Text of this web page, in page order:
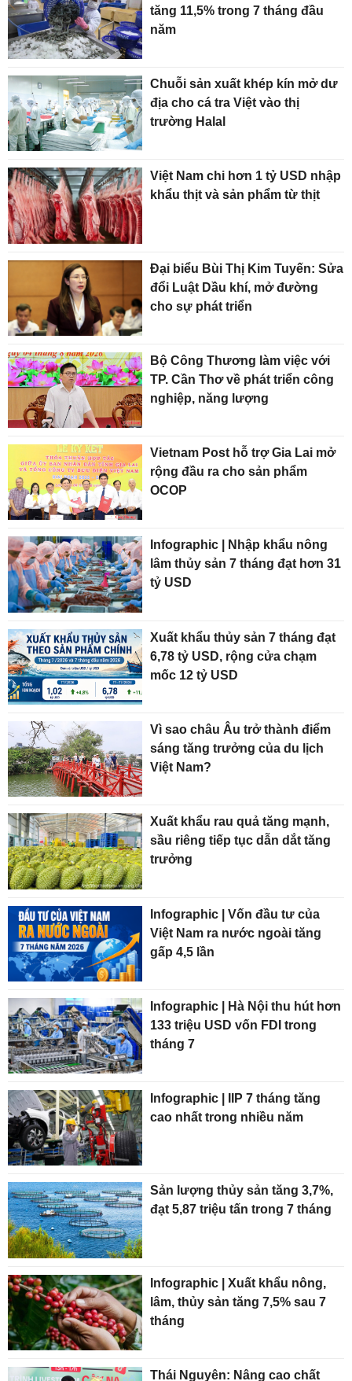
tăng 11,5% trong 7 tháng đầu
năm
Chuỗi sản xuất khép kín mở dư
địa cho cá tra Việt vào thị
trường Halal
Việt Nam chi hơn 1 tỷ USD nhập
khẩu thịt và sản phẩm từ thịt
Đại biểu Bùi Thị Kim Tuyến: Sửa
đổi Luật Dầu khí, mở đường
cho sự phát triển
Bộ Công Thương làm việc với
TP. Cần Thơ về phát triển công
nghiệp, năng lượng
Vietnam Post hỗ trợ Gia Lai mở
rộng đầu ra cho sản phẩm
OCOP
Infographic | Nhập khẩu nông
lâm thủy sản 7 tháng đạt hơn 31
tỷ USD
Xuất khẩu thủy sản 7 tháng đạt
6,78 tỷ USD, rộng cửa chạm
mốc 12 tỷ USD
Vì sao châu Âu trở thành điểm
sáng tăng trưởng của du lịch
Việt Nam?
Xuất khẩu rau quả tăng mạnh,
sầu riêng tiếp tục dẫn dắt tăng
trưởng
Infographic | Vốn đầu tư của
Việt Nam ra nước ngoài tăng
gấp 4,5 lần
Infographic | Hà Nội thu hút hơn
133 triệu USD vốn FDI trong
tháng 7
Infographic | IIP 7 tháng tăng
cao nhất trong nhiều năm
Sản lượng thủy sản tăng 3,7%,
đạt 5,87 triệu tấn trong 7 tháng
Infographic | Xuất khẩu nông,
lâm, thủy sản tăng 7,5% sau 7
tháng
Thái Nguyên: Nâng cao chất